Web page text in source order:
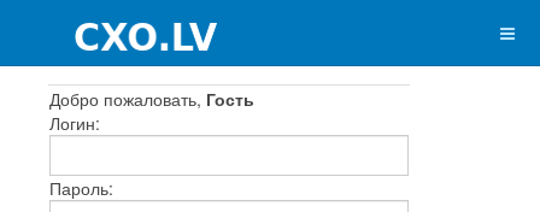
Добро пожаловать, Гость
Логин:
Пароль: